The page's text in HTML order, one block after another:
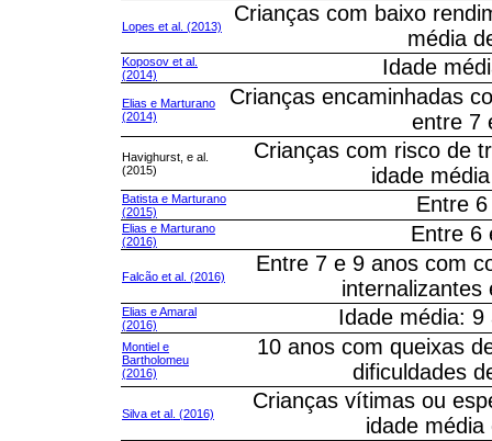
Lopes et al. (2013)
Crianças com baixo
média
Koposov et al.
(2014)
Idade
Elias e Marturano
(2014)
Crianças encaminhadas
entre 7
Havighurst, e al.
(2015)
Crianças com risco de
idade
Batista e Marturano
(2015)
Entre
Elias e Marturano
(2016)
Entre 6
Falcão et al. (2016)
Entre 7 e 9 anos com
internalizantes
Elias e Amaral
(2016)
Idade média: 9
Montiel e
Bartholomeu
(2016)
10 anos com queixas
dificuldades
Silva et al. (2016)
Crianças vítimas ou
idade